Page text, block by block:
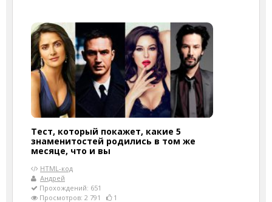
Тест, который покажет, какие 5
знаменитостей родились в том же
месяце, что и вы
HTML-код
Андрей
Прохождений: 651
Просмотров: 2 791
1